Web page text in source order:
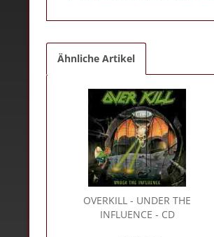
Ähnliche Artikel
OVERKILL - UNDER THE
INFLUENCE - CD